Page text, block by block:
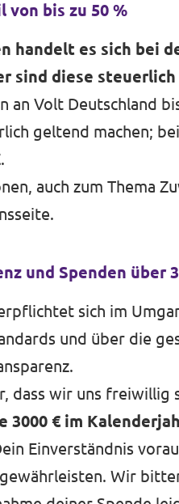
bis zu 50 %
handelt es sich bei
sind diese
an Volt Deutschland
geltend machen;
auch zum Thema
.
und Spenden über
sich im
und über die
dass wir uns freiwillig
3000 € im
Einverständnis
Wir